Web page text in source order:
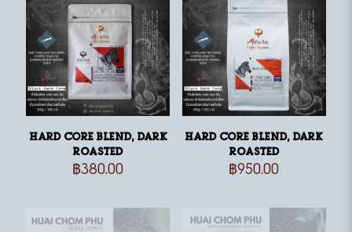
Hard Core Blend, dark
roasted
฿380.00
Hard Core Blend, dark
roasted
฿950.00